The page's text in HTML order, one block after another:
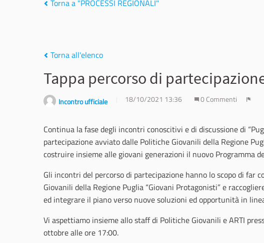
Torna a "PROCESSI REGIONALI"
Torna all'elenco
Tappa percorso di
Incontro ufficiale 18/10/2021 13:36 0 Commenti
Continua la fase degli incontri conoscitivi e di discussione di
partecipazione avviato dalle Politiche Giovanili della Regione
costruire insieme alle giovani generazioni il nuovo Programma
Gli incontri del percorso di partecipazione hanno lo scopo di far
Giovanili della Regione Puglia “Giovani Protagonisti” e
ed integrare il piano verso nuove soluzioni ed opportunità in
Vi aspettiamo insieme allo staff di Politiche Giovanili e ARTI
ottobre alle ore 17:00.